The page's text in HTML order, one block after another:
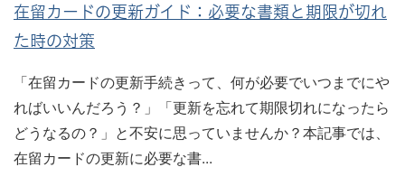
在留カードの更新ガイド：必要な書類と期限が切れ
た時の対策
「在留カードの更新手続きって、何が必要でいつまでにや
ればいいんだろう？」「更新を忘れて期限切れになったら
どうなるの？」と不安に思っていませんか？本記事では、
在留カードの更新に必要な書...